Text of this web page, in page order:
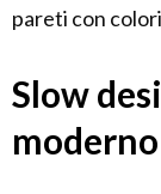
pareti con
Slow
moderno